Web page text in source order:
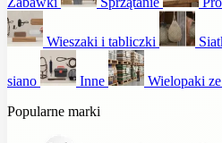
Wieszaki i tabliczki
siano Inne
Wielopaki
Popularne marki